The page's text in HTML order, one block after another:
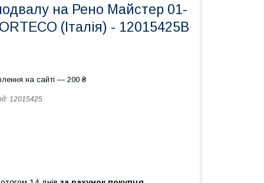
на Рено Майстер 01-
(Італія) - 12015425B
на сайті — 200 ₴
12015425